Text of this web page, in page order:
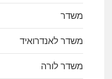
משדר
משדר לאנדרואיד
משדר לורה